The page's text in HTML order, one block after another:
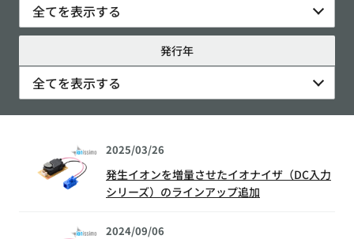
全てを表示する
発行年
全てを表示する
2025/03/26
発生イオンを増量させたイオナイザ（DC入力
シリーズ）のラインアップ追加
2024/09/06